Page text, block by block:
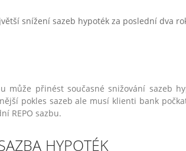
může přinést současné snižování sazeb
pokles sazeb ale musí klienti bank
REPO sazbu.
HYPOTÉK